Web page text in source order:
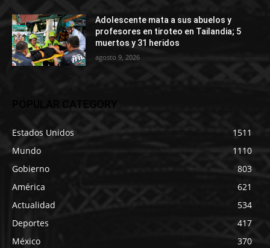
Adolescente mata a sus abuelos y
profesores en tiroteo en Tailandia; 5
muertos y 31 heridos
agosto 9, 2026
POPULAR CATEGORY
Estados Unidos
1511
Mundo
1110
Gobierno
803
América
621
Actualidad
534
Deportes
417
México
370